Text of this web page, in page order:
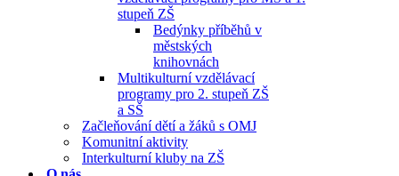
stupeň ZŠ
Bedýnky příběhů v
městských
knihovnách
Multikulturní vzdělávací
programy pro 2. stupeň ZŠ
a SŠ
Začleňování dětí a žáků s OMJ
Komunitní aktivity
Interkulturní kluby na ZŠ